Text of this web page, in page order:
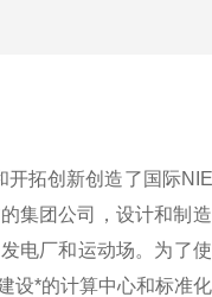
拓创新创造了国际
集团公司，设计和制
电厂和运动场。为了
*的计算中心和标准化